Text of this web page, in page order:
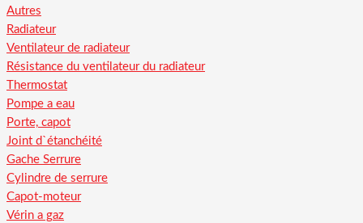
Autres
Radiateur
Ventilateur de radiateur
Résistance du ventilateur du radiateur
Thermostat
Pompe a eau
Porte, capot
Joint d`étanchéité
Gache Serrure
Cylindre de serrure
Capot-moteur
Vérin a gaz